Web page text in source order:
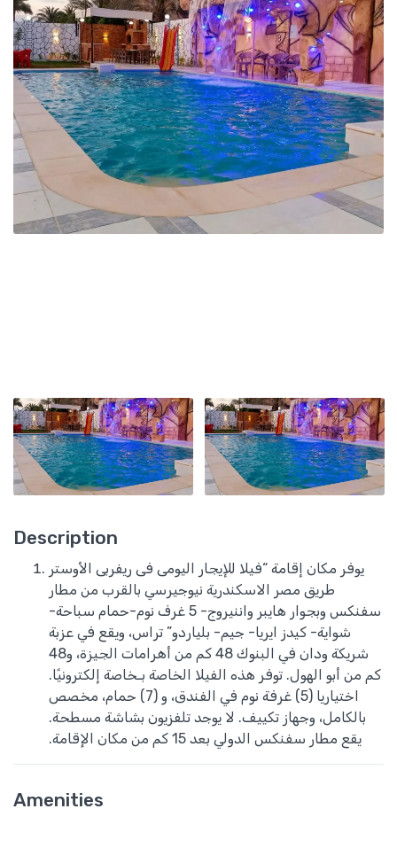
Description
يوفر مكان إقامة “فيلا للإيجار اليومى فى ريفربى الأوستر
طريق مصر الاسكندرية نيوجيرسي بالقرب من مطار
سفنكس وبجوار هايبر واننيروج- 5 غرف نوم-حمام سباحة-
شواية- كيدز ايريا- جيم- بلياردو” تراس، ويقع في عزبة
شريكة ودان في البنوك 48 كم من أهرامات الجيزة، و48
كم من أبو الهول. توفر هذه الفيلا الخاصة بـخاصة إلكترونيًا.
اختياريا (5) غرفة نوم في الفندق، و (7) حمام، مخصص
بالكامل، وجهاز تكييف. لا يوجد تلفزيون بشاشة مسطحة.
يقع مطار سفنكس الدولي بعد 15 كم من مكان الإقامة.
Amenities